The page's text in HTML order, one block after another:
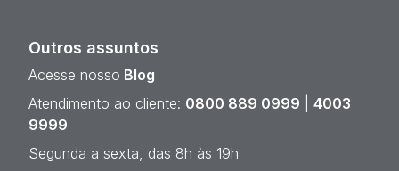
Outros assuntos
Acesse nosso Blog
Atendimento ao cliente: 0800 889 0999
4003
9999
Segunda a sexta, das 8h às 19h